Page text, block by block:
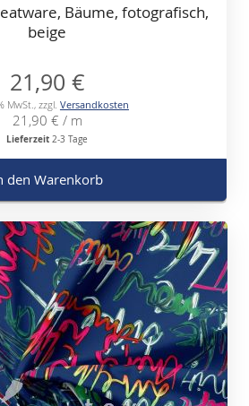
Bäume, fotografisch,
beige
21,90 €
MwSt. , zzgl. Versandkosten
21,90 € / m
Lieferzeit 2-3 Tage
den Warenkorb